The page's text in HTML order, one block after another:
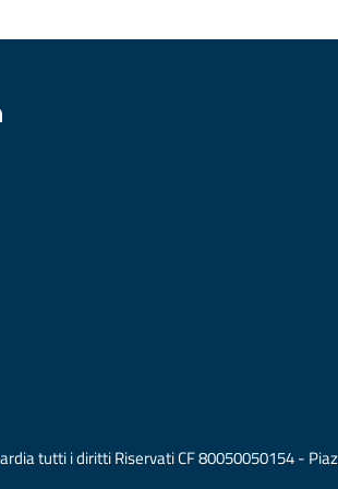
tutti i diritti Riservati CF 80050050154 -